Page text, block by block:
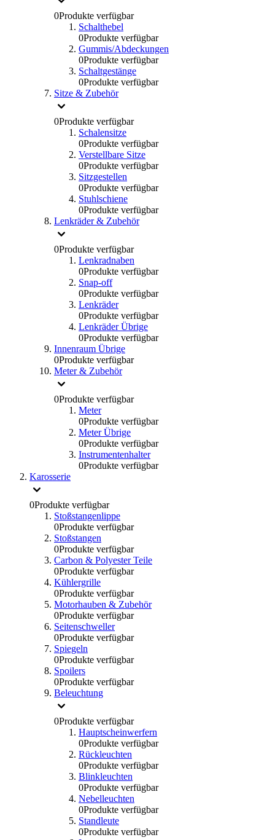
0Produkte verfügbar
Schalthebel
0Produkte verfügbar
Gummis/Abdeckungen
0Produkte verfügbar
Schaltgestänge
0Produkte verfügbar
Sitze & Zubehör
0Produkte verfügbar
Schalensitze
0Produkte verfügbar
Verstellbare Sitze
0Produkte verfügbar
Sitzgestellen
0Produkte verfügbar
Stuhlschiene
0Produkte verfügbar
Lenkräder & Zubehör
0Produkte verfügbar
Lenkradnaben
0Produkte verfügbar
Snap-off
0Produkte verfügbar
Lenkräder
0Produkte verfügbar
Lenkräder Übrige
0Produkte verfügbar
Innenraum Übrige
0Produkte verfügbar
Meter & Zubehör
0Produkte verfügbar
Meter
0Produkte verfügbar
Meter Übrige
0Produkte verfügbar
Instrumentenhalter
0Produkte verfügbar
Karosserie
0Produkte verfügbar
Stoßstangenlippe
0Produkte verfügbar
Stoßstangen
0Produkte verfügbar
Carbon & Polyester Teile
0Produkte verfügbar
Kühlergrille
0Produkte verfügbar
Motorhauben & Zubehör
0Produkte verfügbar
Seitenschweller
0Produkte verfügbar
Spiegeln
0Produkte verfügbar
Spoilers
0Produkte verfügbar
Beleuchtung
0Produkte verfügbar
Hauptscheinwerfern
0Produkte verfügbar
Rückleuchten
0Produkte verfügbar
Blinkleuchten
0Produkte verfügbar
Nebelleuchten
0Produkte verfügbar
Standleute
0Produkte verfügbar